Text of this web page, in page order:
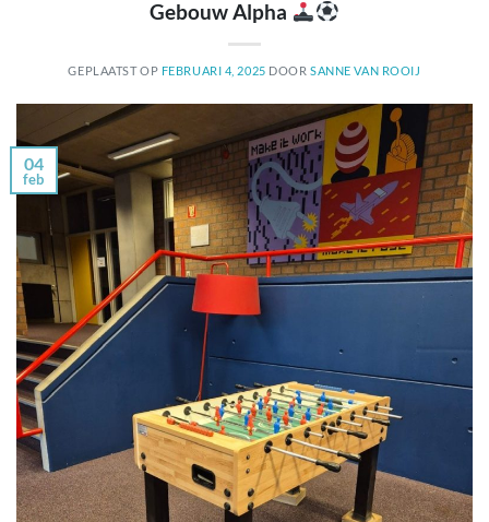
Gebouw Alpha
GEPLAATST OP FEBRUARI 4, 2025 DOORSANNE VAN ROOIJ
04
feb